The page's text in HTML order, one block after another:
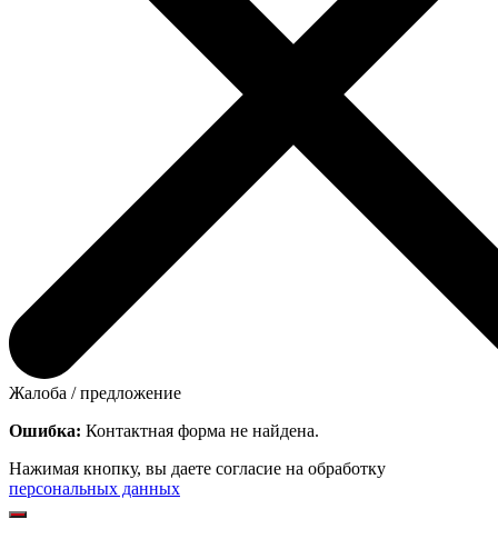
Жалоба / предложение
Ошибка: Контактная форма не найдена.
Нажимая кнопку, вы даете согласие на обработку
персональных данных